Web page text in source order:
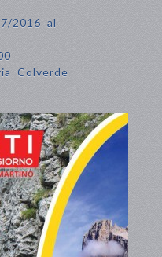
2016 al
Colverde